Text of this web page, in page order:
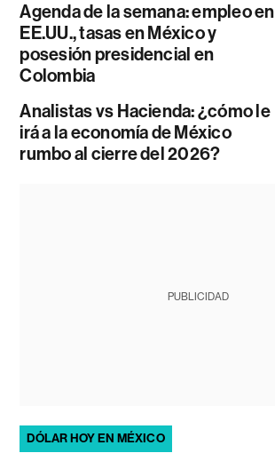
Agenda de la semana: empleo en
EE.UU., tasas en México y
posesión presidencial en
Colombia
Analistas vs Hacienda: ¿cómo le
irá a la economía de México
rumbo al cierre del 2026?
PUBLICIDAD
DÓLAR HOY EN MÉXICO